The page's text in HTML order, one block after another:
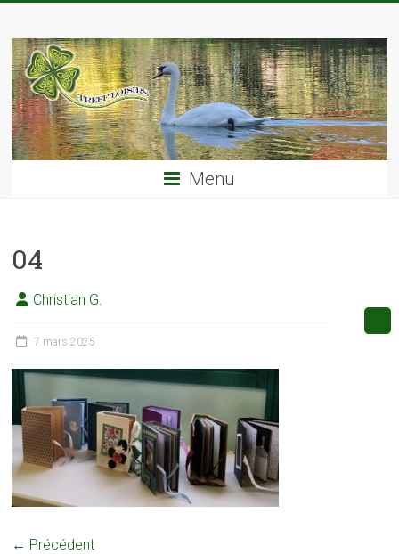
content
TREFF'LOISIRS
Menu
04
Christian G.
7 mars 2025
← Précédent